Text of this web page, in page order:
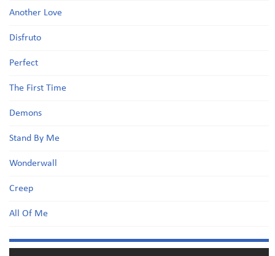
Another Love
Disfruto
Perfect
The First Time
Demons
Stand By Me
Wonderwall
Creep
All Of Me